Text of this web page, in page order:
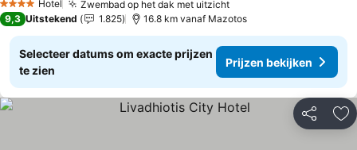
4 SterrenHotel Zwembad op het dak met uitzichtPrijzen bekijken
9,3 Uitstekend 1.825 16.8 km vanaf Mazotos
Selecteer datums om exacte prijzen
te zien
Prijzen bekijken
Delen